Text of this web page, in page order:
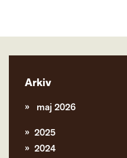
Arkiv
maj 2026
2025
2024